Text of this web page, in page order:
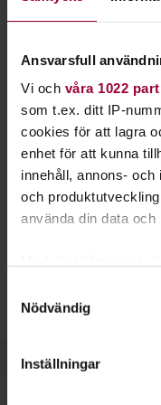
Ansvarsfull
Vi och våra 1022
som t.ex. ditt IP-
cookies för att lagra
enhet för att kunna
innehåll, annons-
och
använda din data
som kan ha en
Ta reda på mer om
Nödvändig
Inställningar
mer speciell. Lär
Många är vi som
form.
som passar ihop och
Kompositionen är det
helhetsupplevelsen.
och
både komma från
Blomstervärlden
ifrån materialval och
varandras idéer och